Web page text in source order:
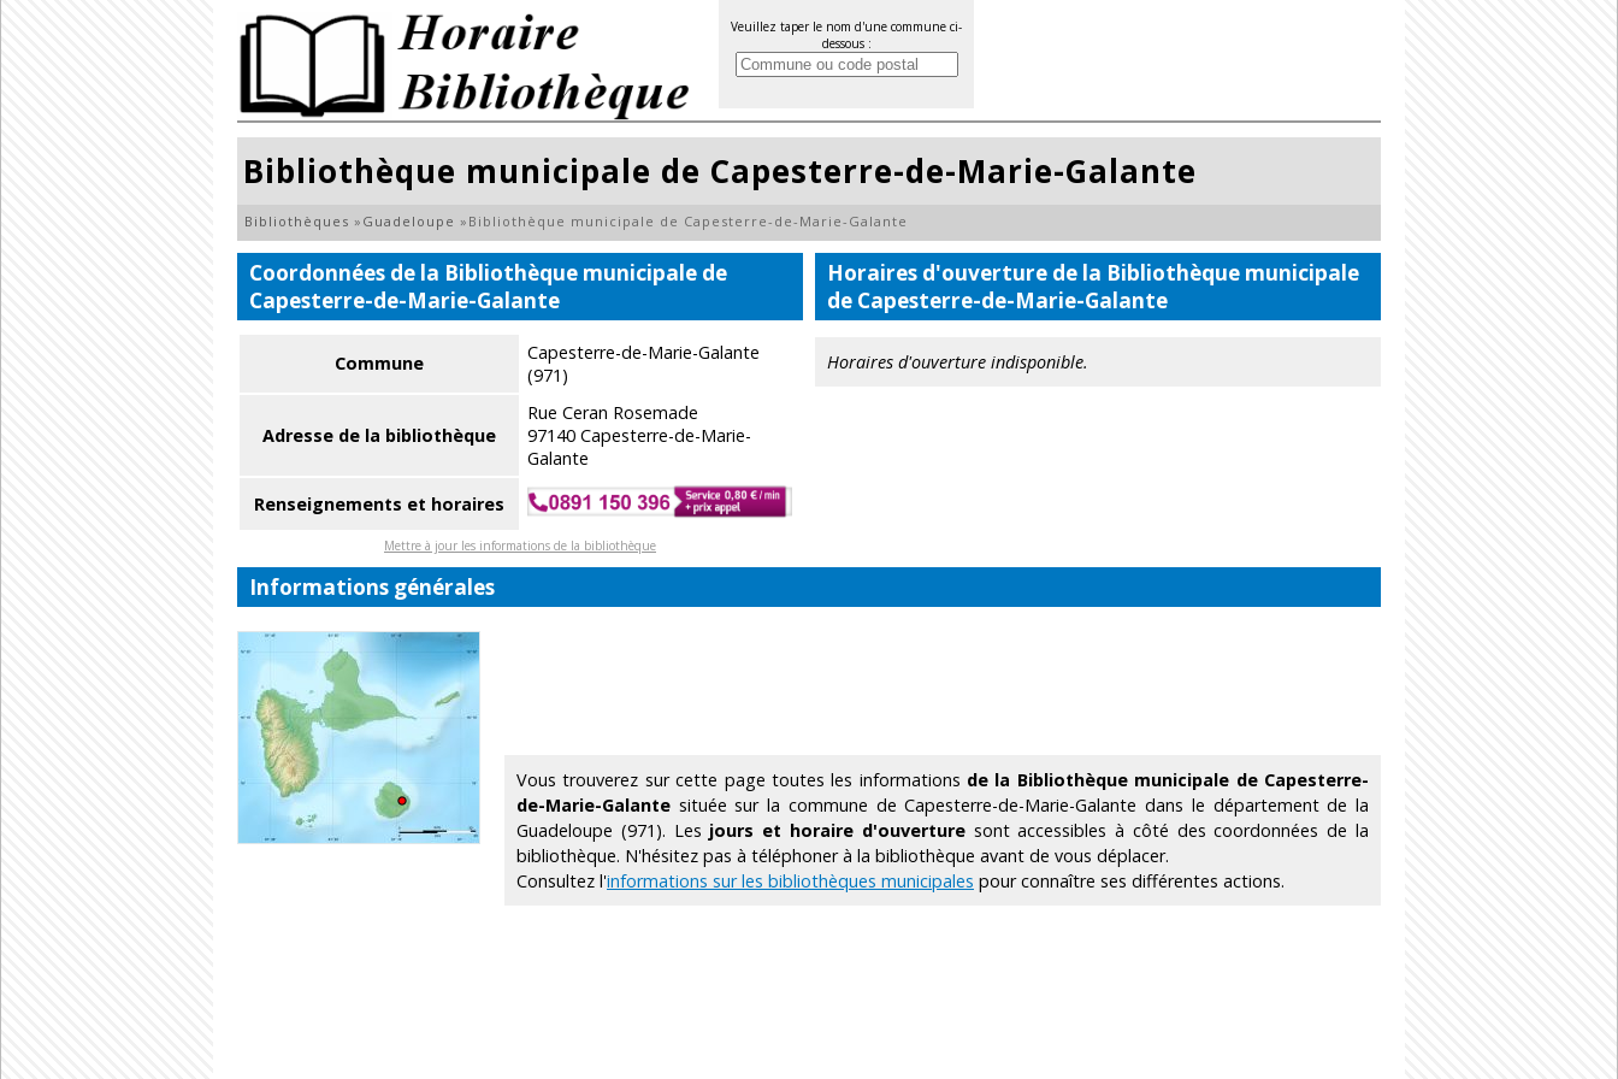
Veuillez taper le nom d'une commune ci-
dessous :
Bibliothèque municipale de Capesterre-de-Marie-Galante
Bibliothèques » Guadeloupe » Bibliothèque municipale de Capesterre-de-Marie-Galante
Coordonnées de la Bibliothèque municipale de
Capesterre-de-Marie-Galante
Commune
Capesterre-de-Marie-Galante
(971)
Adresse de la bibliothèque
Rue Ceran Rosemade
97140 Capesterre-de-Marie-
Galante
Renseignements et horaires
Mettre à jour les informations de la bibliothèque
Horaires d'ouverture de la Bibliothèque municipale
de Capesterre-de-Marie-Galante
Horaires d'ouverture indisponible.
Informations générales
Vous trouverez sur cette page toutes les informations de la Bibliothèque municipale de Capesterre-
de-Marie-Galante située sur la commune de Capesterre-de-Marie-Galante dans le département de la
Guadeloupe (971). Les jours et horaire d'ouverturesont accessibles à côté des coordonnées de la
bibliothèque. N'hésitez pas à téléphoner à la bibliothèque avant de vous déplacer.
Consultez l'informations sur les bibliothèques municipales pour connaître ses différentes actions.